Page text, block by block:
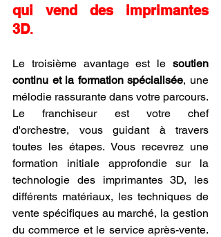
qui vend des imprimantes
3D.
Le troisième avantage est le soutien
continu et la formation spécialisée, une
mélodie rassurante dans votre parcours.
Le franchiseur est votre chef
d'orchestre, vous guidant à travers
toutes les étapes. Vous recevrez une
formation initiale approfondie sur la
technologie des imprimantes 3D, les
différents matériaux, les techniques de
vente spécifiques au marché, la gestion
du commerce et le service après-vente.